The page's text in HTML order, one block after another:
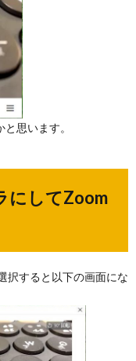
思います。
にしてZoom
択すると以下の画面にな